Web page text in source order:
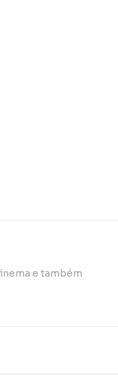
e também